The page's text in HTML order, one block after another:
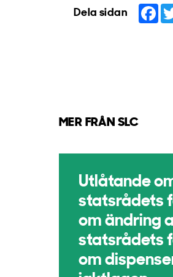
Dela sidan
MER FRÅN SLC
Utlåtande
statsrådets
om ändring
statsrådets
om